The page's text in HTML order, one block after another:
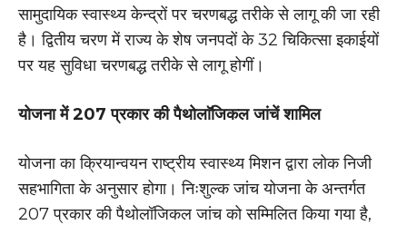
सामुदायिक स्वास्थ्य केन्द्रों पर चरणबद्ध तरीके से लागू की जा रही
है। द्वितीय चरण में राज्य के शेष जनपदों के 32 चिकित्सा इकाईयों
पर यह सुविधा चरणबद्ध तरीके से लागू होगीं।
योजना में 207 प्रकार की पैथोलाॅजिकल जांचें शामिल
योजना का क्रियान्वयन राष्ट्रीय स्वास्थ्य मिशन द्वारा लोक निजी
सहभागिता के अनुसार होगा। निःशुल्क जांच योजना के अन्तर्गत
207 प्रकार की पैथोलॉजिकल जांच को सम्मिलित किया गया है,